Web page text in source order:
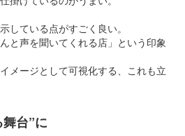
している点がすごく良い。
と声を聞いてくれる店」という印象
メージとして可視化する、これも立
台”に